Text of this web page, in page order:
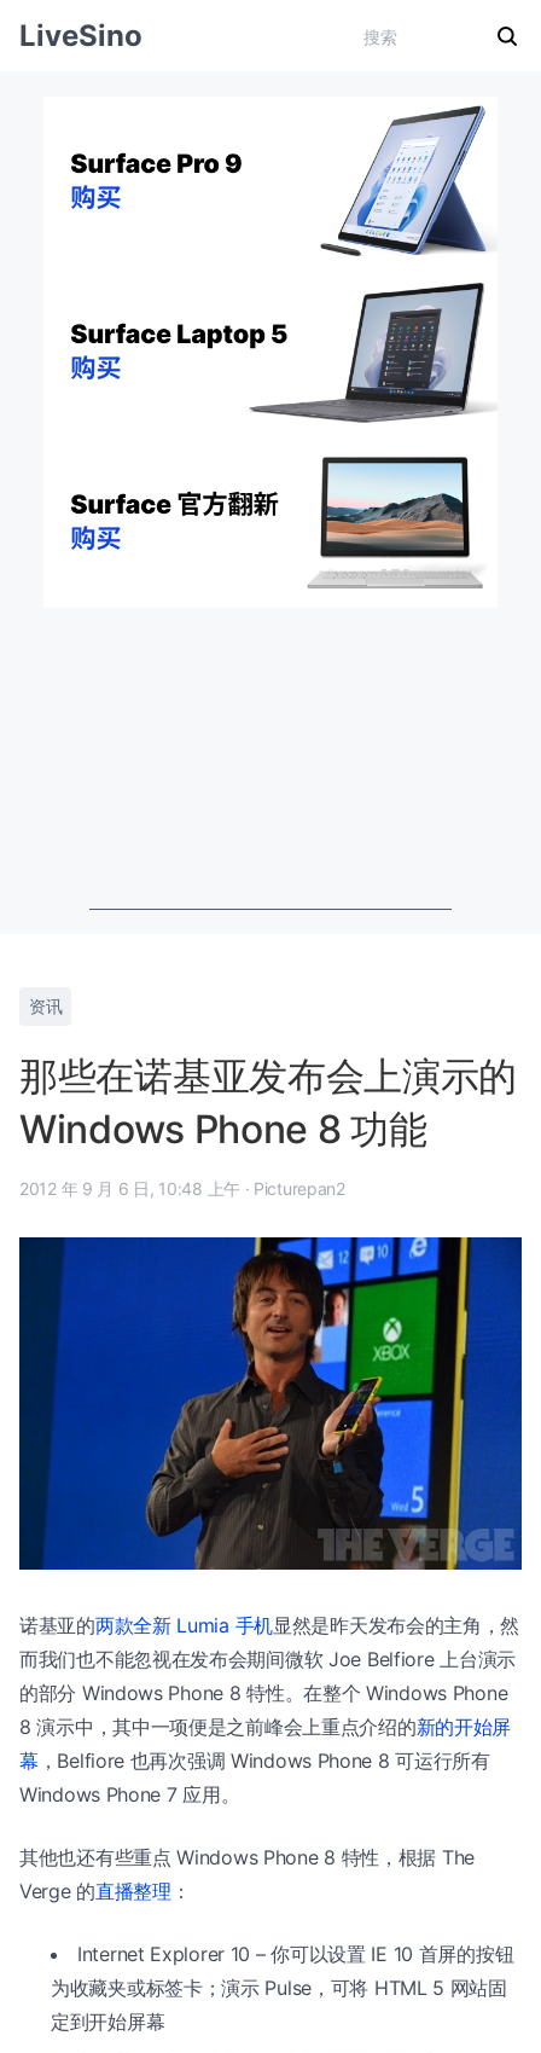
LiveSino
资讯
那些在诺基亚发布会上演示的
Windows Phone 8 功能
2012 年 9 月 6 日, 10:48 上午 · Picturepan2
诺基亚的两款全新 Lumia 手机显然是昨天发布会的主角，然
而我们也不能忽视在发布会期间微软 Joe Belfiore 上台演示
的部分 Windows Phone 8 特性。在整个 Windows Phone
8 演示中，其中一项便是之前峰会上重点介绍的新的开始屏
幕 ，Belfiore 也再次强调 Windows Phone 8 可运行所有
Windows Phone 7 应用。
其他也还有些重点 Windows Phone 8 特性，根据 The
Verge 的直播整理 ：
Internet Explorer 10 – 你可以设置 IE 10 首屏的按钮
为收藏夹或标签卡；演示 Pulse，可将 HTML 5 网站固
定到开始屏幕